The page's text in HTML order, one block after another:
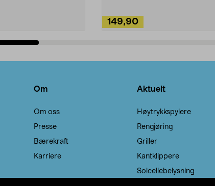
149,90
Om
Om oss
Presse
Bærekraft
Karriere
Aktuelt
Høytrykkspylere
Rengjøring
Griller
Kantklippere
Solcellebelysning